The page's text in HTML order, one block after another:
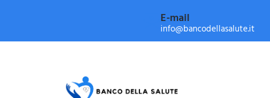
E-mail
info@bancodellasalute.it